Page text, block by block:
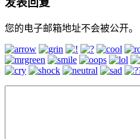
您的电子邮箱地址不会被公开。